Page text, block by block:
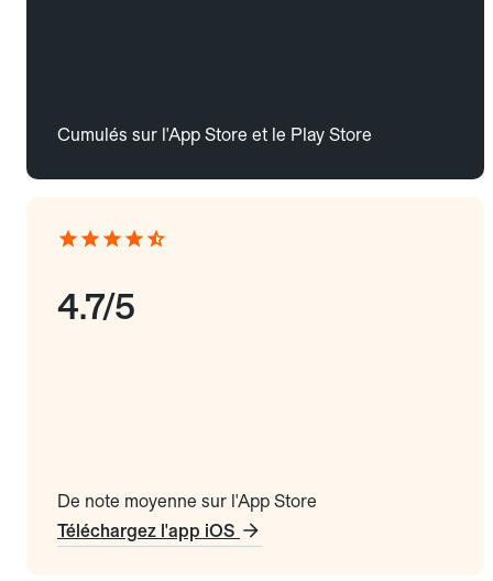
Cumulés sur l'App Store et le Play Store
4.7/5
De note moyenne sur l'App Store
Téléchargez l'app iOS